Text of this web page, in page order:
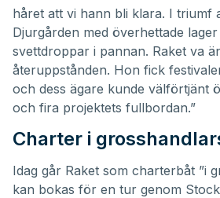
håret att vi hann bli klara. I triumf
Djurgården med överhettade
svettdroppar i pannan. Raket va
återuppstånden. Hon fick
och dess ägare kunde välförtjänt
och fira projektets fullbordan.”
Charter i
Idag går Raket som charterbåt ”i
kan bokas för en tur genom